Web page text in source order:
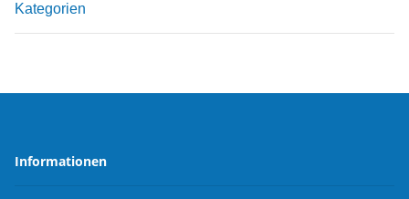
Kategorien
Informationen